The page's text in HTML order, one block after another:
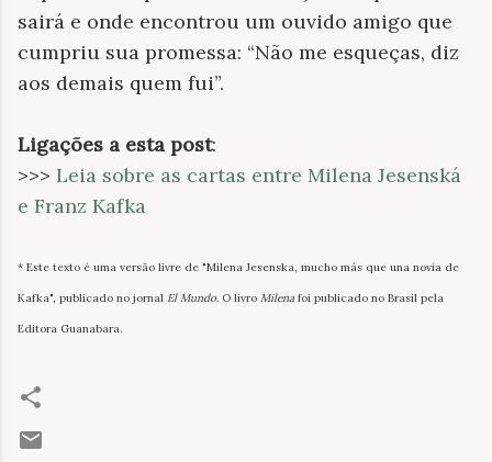
sairá e onde encontrou um ouvido amigo que
cumpriu sua promessa: “Não me esqueças, diz
aos demais quem fui”.
Ligações a esta post:
>>> Leia sobre as cartas entre Milena Jesenská
e Franz Kafka
* Este texto é uma versão livre de "Milena Jesenska, mucho más que una novia de
Kafka", publicado no jornal El Mundo. O livro Milena foi publicado no Brasil pela
Editora Guanabara.